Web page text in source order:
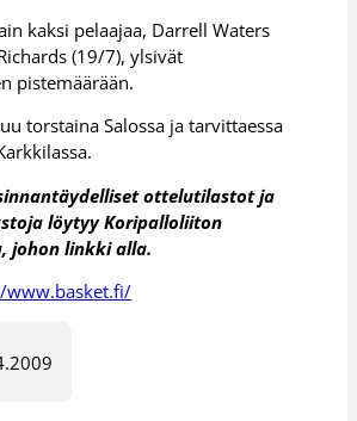
kaksi pelaajaa, Darrell Waters
(19/7), ylsivät
pistemäärään.
torstaina Salossa ja tarvittaessa
täydelliset ottelutilastot ja
löytyy Koripalloliiton
johon linkki alla.
www.basket.fi/